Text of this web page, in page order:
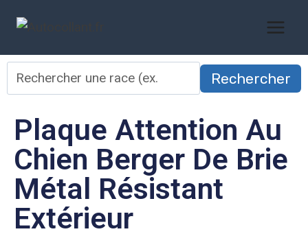
Rechercher
Plaque Attention Au
Chien Berger De Brie
Métal Résistant
Extérieur